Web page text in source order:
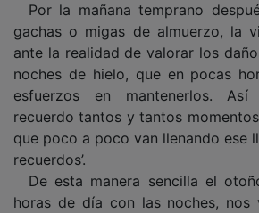
Por la mañana temprano
gachas o migas de almuerzo, la
ante la realidad de valorar los
noches de hielo, que en pocas
esfuerzos en mantenerlos.
recuerdo tantos y tantos
que poco a poco van llenando ese
recuerdos’.
De esta manera sencilla el
horas de día con las noches, nos